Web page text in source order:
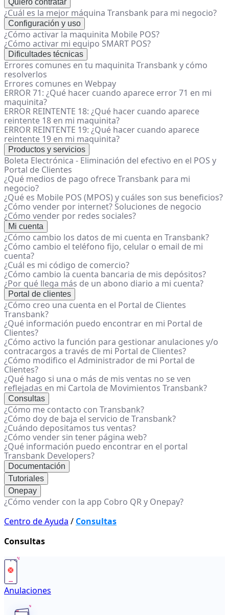
¿Cuál es la mejor máquina Transbank para mi negocio?
Configuración y uso
¿Cómo activar la maquinita Mobile POS?
¿Cómo activar mi equipo SMART POS?
Dificultades técnicas
Errores comunes en tu maquinita Transbank y cómo
resolverlos
Errores comunes en Webpay
ERROR 71: ¿Qué hacer cuando aparece error 71 en mi
maquinita?
ERROR REINTENTE 18: ¿Qué hacer cuando aparece
reintente 18 en mi maquinita?
ERROR REINTENTE 19: ¿Qué hacer cuando aparece
reintente 19 en mi maquinita?
Productos y servicios
Boleta Electrónica - Eliminación del efectivo en el POS y
Portal de Clientes
¿Qué medios de pago ofrece Transbank para mi
negocio?
¿Qué es Mobile POS (MPOS) y cuáles son sus beneficios?
¿Cómo vender por internet? Soluciones de negocio
¿Cómo vender por redes sociales?
Mi cuenta
¿Cómo cambio los datos de mi cuenta en Transbank?
¿Cómo cambio el teléfono fijo, celular o email de mi
cuenta?
¿Cuál es mi código de comercio?
¿Cómo cambio la cuenta bancaria de mis depósitos?
¿Por qué llega más de un abono diario a mi cuenta?
Portal de clientes
¿Cómo creo una cuenta en el Portal de Clientes
Transbank?
¿Qué información puedo encontrar en mi Portal de
Clientes?
¿Cómo activo la función para gestionar anulaciones y/o
contracargos a través de mi Portal de Clientes?
¿Cómo modifico el Administrador de mi Portal de
Clientes?
¿Qué hago si una o más de mis ventas no se ven
reflejadas en mi Cartola de Movimientos Transbank?
Consultas
¿Cómo me contacto con Transbank?
¿Cómo doy de baja el servicio de Transbank?
¿Cuándo depositamos tus ventas?
¿Cómo vender sin tener página web?
¿Qué información puedo encontrar en el portal
Transbank Developers?
Documentación
Tutoriales
Onepay
¿Cómo vender con la app Cobro QR y Onepay?
Centro de Ayuda / Consultas
Consultas
Anulaciones